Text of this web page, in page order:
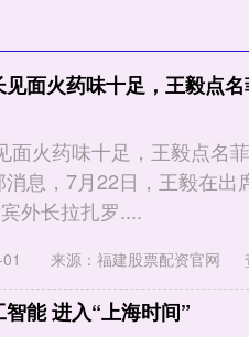
面火药味十足，王毅点
面火药味十足，王毅点名
息，7月22日，王毅在出
外长拉扎罗....
来源：福建股票配资官网
能 进入“上海时间”